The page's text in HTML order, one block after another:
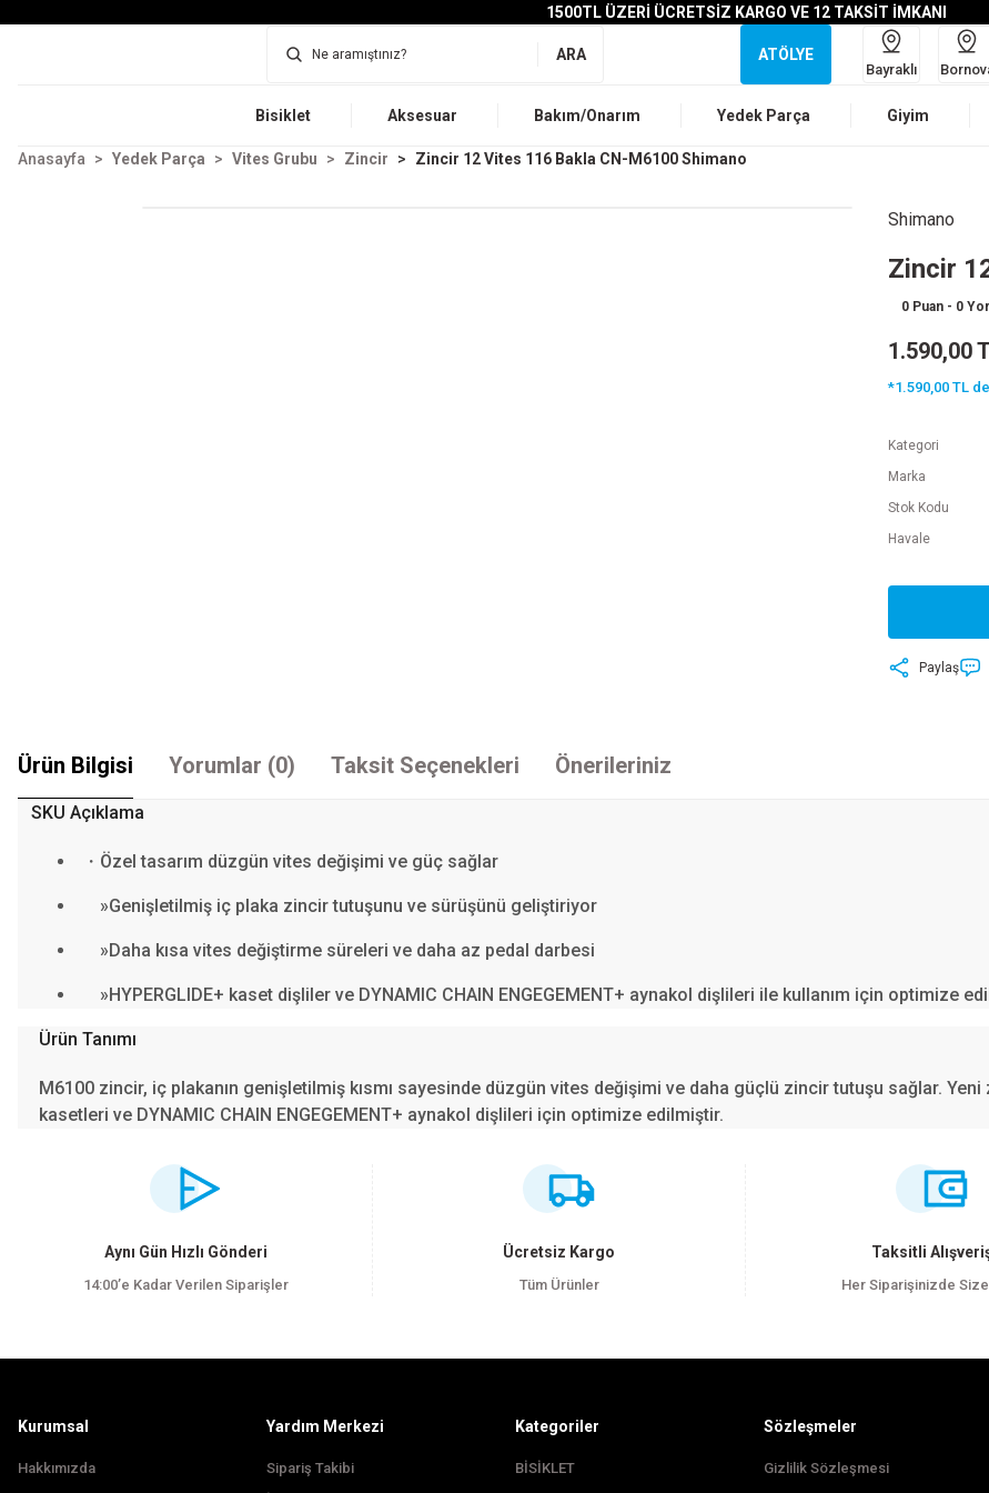
1500TL ÜZERİ ÜCRETSİZ KARGO VE 12 TAKSİT İMKANI
ARA ATÖLYE
Bayraklı
Bisiklet Aksesuar Bakım/Onarım Yedek Parça Giyim
Anasayfa Yedek Parça Vites Grubu Zincir Zincir 12 Vites 116 Bakla CN-M6100 Shimano
Shimano
Zincir
0 Puan - 0
1.590,00
*1.590,00 TL
Kategori
Marka
Stok Kodu
Havale
Paylaş
Ürün Bilgisi Yorumlar (0) Taksit Seçenekleri Önerileriniz
SKU Açıklama
・Özel tasarım düzgün vites değişimi ve güç sağlar
»Genişletilmiş iç plaka zincir tutuşunu ve sürüşünü geliştiriyor
»Daha kısa vites değiştirme süreleri ve daha az pedal darbesi
»HYPERGLIDE+ kaset dişliler ve DYNAMIC CHAIN ENGEGEMENT+ aynakol dişlileri ile kullanım için optimize
Ürün Tanımı
M6100 zincir, iç plakanın genişletilmiş kısmı sayesinde düzgün vites değişimi ve daha güçlü zincir tutuşu sağlar. Yeni
kasetleri ve DYNAMIC CHAIN ENGEGEMENT+ aynakol dişlileri için optimize edilmiştir.
Görüş ve önerileriniz için teşekkür ederiz.
Ürün açıklamasında eksik bilgiler bulunuyor.
Ürün bilgilerinde hatalar bulunuyor.
Aynı Gün Hızlı Gönderi
14:00’e Kadar Verilen Siparişler
Ücretsiz Kargo
Tüm Ürünler
Taksitli
Her Siparişinizde Size
Kurumsal
Hakkımızda
Yardım Merkezi
Sipariş Takibi
Kategoriler
BİSİKLET
Sözleşmeler
Gizlilik Sözleşmesi